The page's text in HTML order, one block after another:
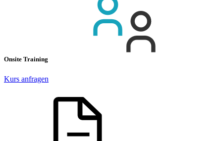
Onsite Training
Kurs anfragen